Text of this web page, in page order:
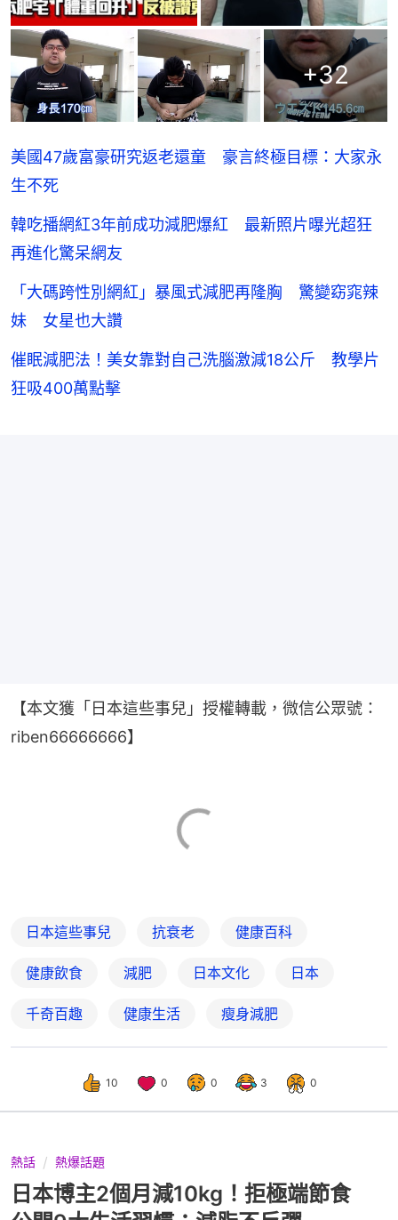
+32
美國47歲富豪研究返老還童 豪言終極目標：大家永
生不死
韓吃播網紅3年前成功減肥爆紅 最新照片曝光超狂
再進化驚呆網友
「大碼跨性別網紅」暴風式減肥再隆胸 驚變窈窕辣
妹 女星也大讚
催眠減肥法！美女靠對自己洗腦激減18公斤 教學片
狂吸400萬點擊
【本文獲「日本這些事兒」授權轉載，微信公眾號：
riben66666666】
日本這些事兒 抗衰老 健康百科
健康飲食 減肥 日本文化 日本
千奇百趣 健康生活 瘦身減肥
10 0 0 3 0
熱話 熱爆話題
日本博主2個月減10kg！拒極端節食